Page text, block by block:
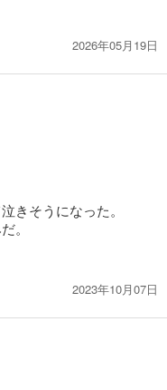
試し読み
2026年05月19日
きそうになった。
。
2023年10月07日